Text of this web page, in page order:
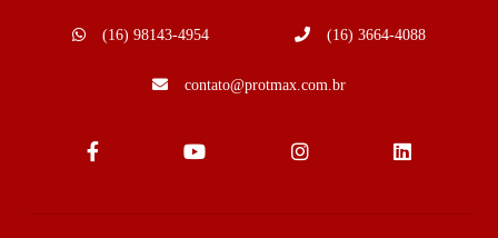
(16) 98143-4954 (16) 3664-4088
contato@protmax.com.br